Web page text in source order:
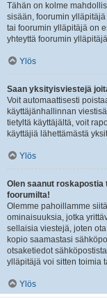
Tähän on kolme
sisään, foorumin
tai foorumin ylläpitäjä on
yhteyttä foorumin
Ylös
Saan yksityisviestejä
Voit automaattisesti
käyttäjänhallinnan
tietyltä käyttäjältä, voit
käyttäjiä lähettämästä
Ylös
Olen saanut
foorumilta!
Olemme pahoillamme
ominaisuuksia, jotka
sellaisia viestejä, joten
kopio saamastasi
otsaketiedot
ylläpitäjä voi sitten toimia
Ylös